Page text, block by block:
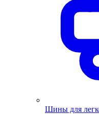
Шины для